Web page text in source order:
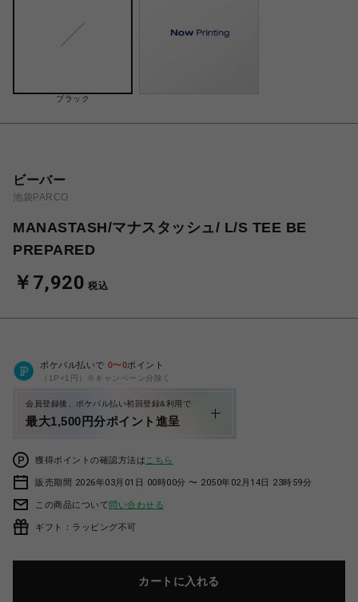
ブラック
ビーバー
池袋PARCO
MANASTASH/マナスタッシュ/ L/S TEE BE
PREPARED
￥7,920 税込
ポケパル払いで 0〜0ポイント
（1P=1円）※キャンペーン分除く
会員登録後、ポケパル払い初回登録&利用で
最大1,500円分ポイント進呈
獲得ポイントの確認方法は こちら
販売期間 2026年03月01日 00時00分 〜 2050年02月14日 23時59分
この商品について問い合わせる
ギフト：ラッピング不可
カートに入れる